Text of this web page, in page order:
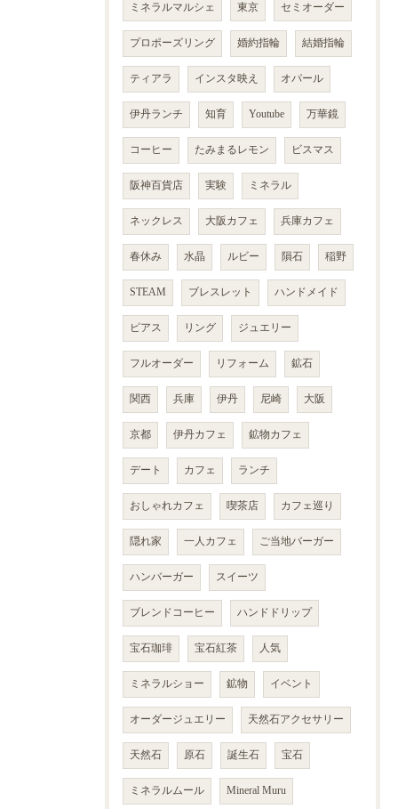
ミネラルマルシェ 東京 セミオーダー
プロポーズリング 婚約指輪 結婚指輪
ティアラ インスタ映え オパール
伊丹ランチ 知育 Youtube 万華鏡
コーヒー たみまるレモン ビスマス
阪神百貨店 実験 ミネラル
ネックレス 大阪カフェ 兵庫カフェ
春休み 水晶 ルビー 隕石 稲野
STEAM ブレスレット ハンドメイド
ピアス リング ジュエリー
フルオーダー リフォーム 鉱石
関西 兵庫 伊丹 尼崎 大阪
京都 伊丹カフェ 鉱物カフェ
デート カフェ ランチ
おしゃれカフェ 喫茶店 カフェ巡り
隠れ家 一人カフェ ご当地バーガー
ハンバーガー スイーツ
ブレンドコーヒー ハンドドリップ
宝石珈琲 宝石紅茶 人気
ミネラルショー 鉱物 イベント
オーダージュエリー 天然石アクセサリー
天然石 原石 誕生石 宝石
ミネラルムール Mineral Muru